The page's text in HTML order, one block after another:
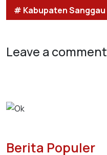
# Kabupaten Sanggau
Leave a comment
Berita Populer